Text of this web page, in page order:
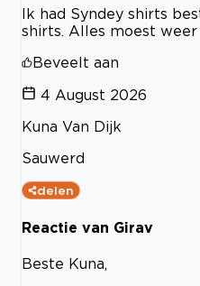
Ik had Syndey shirts
shirts. Alles moest
Beveelt aan
4 August 2026
Kuna Van Dijk
Sauwerd
delen
Reactie van Girav
Beste Kuna,